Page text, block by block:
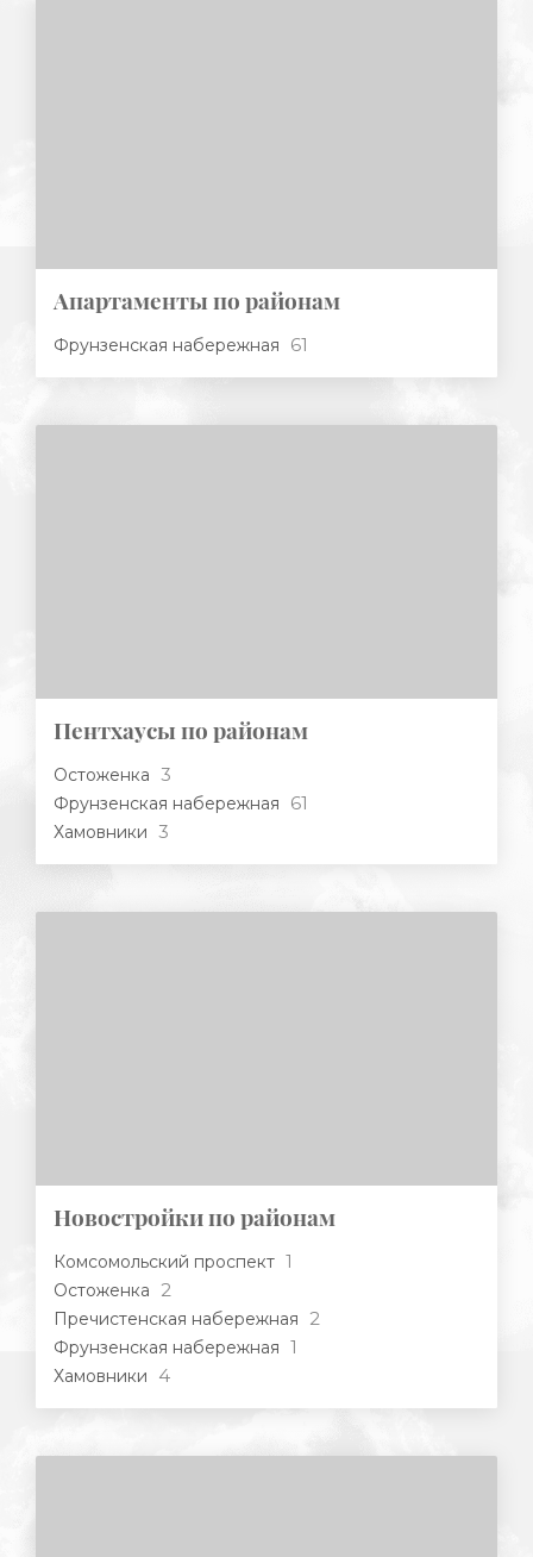
Апартаменты по районам
Фрунзенская набережная 61
Пентхаусы по районам
Остоженка 3
Фрунзенская набережная 61
Хамовники 3
Новостройки по районам
Комсомольский проспект 1
Остоженка 2
Пречистенская набережная 2
Фрунзенская набережная 1
Хамовники 4